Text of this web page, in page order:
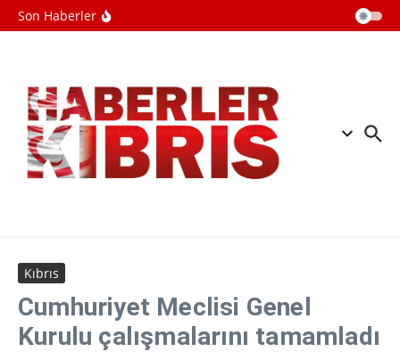
İçeriğe atla
Son Haberler
cesaretlendirebilir
Türkiye, Suudi Arabistan ve
Pakistan'dan Mekke Savunma
Anlaşması
Kıbrıs
Cumhuriyet Meclisi Genel
Kurulu çalışmalarını tamamladı